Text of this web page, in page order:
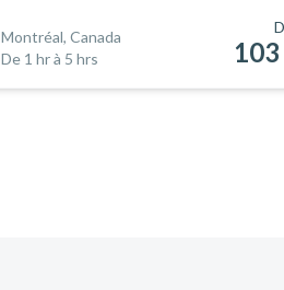
Montréal, Canada
De 1 hr à 5 hrs